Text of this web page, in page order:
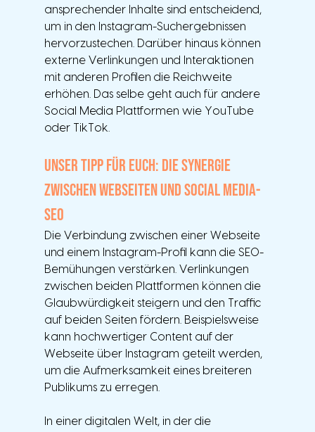
ansprechender Inhalte sind entscheidend,
um in den Instagram-Suchergebnissen
hervorzustechen. Darüber hinaus können
externe Verlinkungen und Interaktionen
mit anderen Profilen die Reichweite
erhöhen. Das selbe geht auch für andere
Social Media Plattformen wie YouTube
oder TikTok.
Unser Tipp für euch: Die Synergie
zwischen Webseiten und Social Media-
SEO
Die Verbindung zwischen einer Webseite
und einem Instagram-Profil kann die SEO-
Bemühungen verstärken. Verlinkungen
zwischen beiden Plattformen können die
Glaubwürdigkeit steigern und den Traffic
auf beiden Seiten fördern. Beispielsweise
kann hochwertiger Content auf der
Webseite über Instagram geteilt werden,
um die Aufmerksamkeit eines breiteren
Publikums zu erregen.
In einer digitalen Welt, in der die